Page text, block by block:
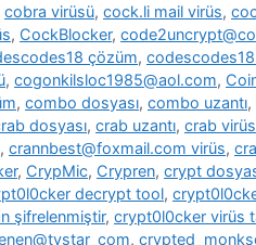
cobra virüsü, cock.li mail virüs,
, CockBlocker,
çözüm,
, cogonkilsloc1985@aol.com,
, combo dosyası, combo uzantı,
dosyası, crab uzantı, crab
, crannbest@foxmail.com virüs,
, CrypMic, Crypren, crypt
decrypt tool,
şifrelenmiştir, crypt0l0cker virüs
,